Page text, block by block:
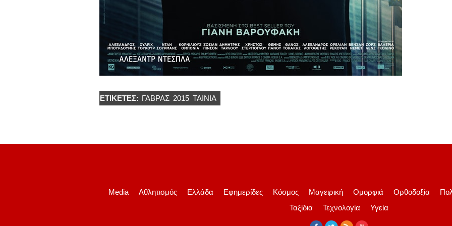
ΕΤΙΚΈΤΕΣ: ΓΑΒΡΆΣ 2015 ΤΑΙΝΙΑ
Media Αθλητισμός Ελλάδα Εφημερίδες Κόσμος Μαγειρική Ομορφιά Ορθοδοξία
Ταξίδια
Τεχνολογία Υγεία